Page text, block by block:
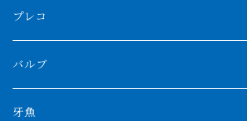
紅龍
ブラックアロワナ
ノーザンバラムンディ
その他アロワナ
バロ川
トゥルカナ湖
オモ川
タンガニーカビチャー
アンソルギー
コウロントン
大型スネークヘッド
中型スネークヘッド
小型スネークヘッド
プレコ
バルブ
牙魚